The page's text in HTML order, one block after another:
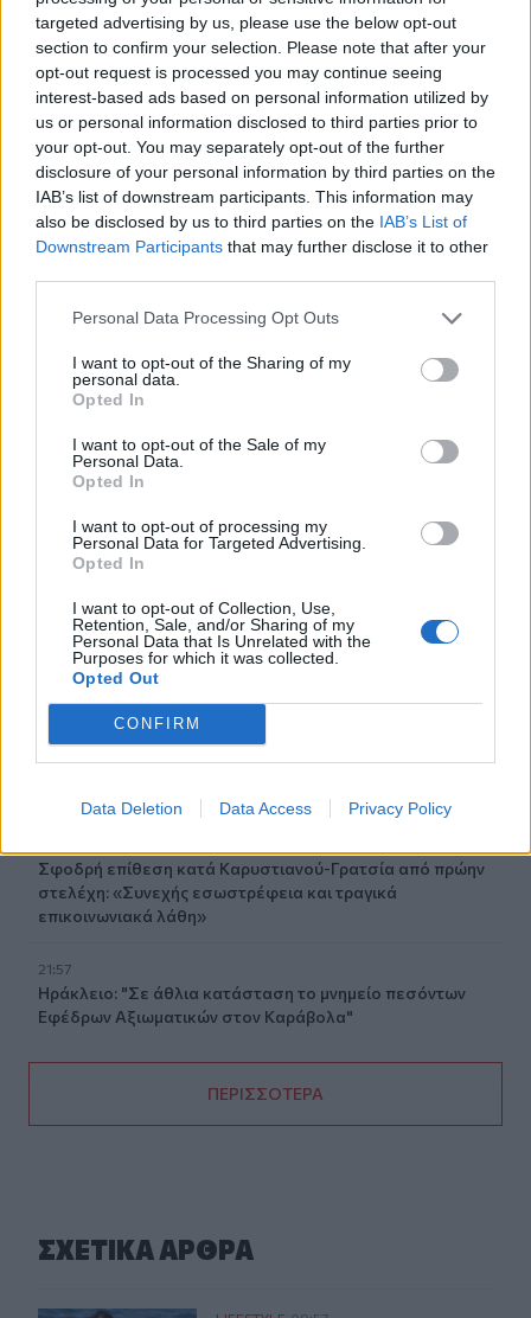
targeted advertising by us, please use the below opt-out
section to confirm your selection. Please note that after your
opt-out request is processed you may continue seeing
interest-based ads based on personal information utilized by
us or personal information disclosed to third parties prior to
your opt-out. You may separately opt-out of the further
disclosure of your personal information by third parties on the
IAB’s list of downstream participants. This information may
also be disclosed by us to third parties on the IAB’s List of
Downstream Participants that may further disclose it to other
Personal Data Processing Opt Outs
I want to opt-out of the Sharing of my
personal data.
Opted In
I want to opt-out of the Sale of my
Personal Data.
Opted In
I want to opt-out of processing my
Personal Data for Targeted Advertising.
Opted In
I want to opt-out of Collection, Use,
Retention, Sale, and/or Sharing of my
Personal Data that Is Unrelated with the
Purposes for which it was collected.
Opted Out
CONFIRM
Data Deletion Data Access Privacy Policy
15χρονη κόρη της και προκάλεσε επεισόδιο στο Κέντρο
Υγείας Σκιάθου
23:11
Ισπανία: Η Μαδρίτη επαναφέρει προσωρινά τους
συνοριακούς ελέγχους για όσους ταξιδεύουν από την
Ιταλία
23:02
Συναγερμός σε μοναστήρι στην Κύπρο: Μοναχός
- Βίντεο
Βρετανία: Κατά συρροή δολοφόνος καταδικάστηκε για
δύο δολοφονίες γυναικών - Η συγγνώμη από την
αστυνομία
22:32
Πανεπιστήμιο Κρήτης: 3,35 εκατ. ευρώ από το Υπουργείο
Ηράκλειο: “Σκουπίδια κατάχαμα, μια ψησταριά στο
πουθενά κι ένα αμάξι παρατημένο στο πάρκο”
22:03
Καιρός: “Πορτοκαλί” συναγερμός στην Κρήτη - Ζέστη και
Σφοδρή επίθεση κατά Καρυστιανού-Γρατσία από πρώην
στελέχη: «Συνεχής εσωστρέφεια και τραγικά
επικοινωνιακά λάθη»
21:57
Ηράκλειο: "Σε άθλια κατάσταση το μνημείο πεσόντων
Εφέδρων Αξιωματικών στον Καράβολα"
ΠΕΡΙΣΣΟΤΕΡΑ
ΣΧΕΤΙΚA AΡΘΡΑ